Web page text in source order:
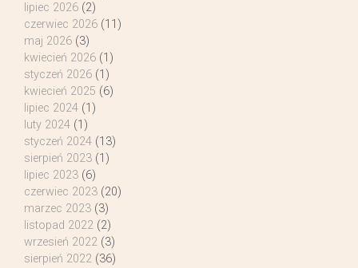
lipiec 2026 (2)
czerwiec 2026 (11)
maj 2026 (3)
kwiecień 2026 (1)
styczeń 2026 (1)
kwiecień 2025 (6)
lipiec 2024 (1)
luty 2024 (1)
styczeń 2024 (13)
sierpień 2023 (1)
lipiec 2023 (6)
czerwiec 2023 (20)
marzec 2023 (3)
listopad 2022 (2)
wrzesień 2022 (3)
sierpień 2022 (36)